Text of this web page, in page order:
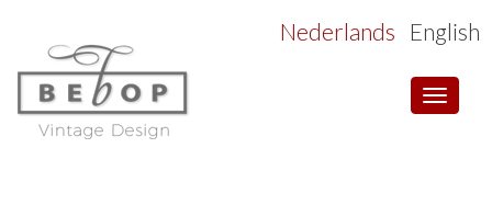
Toggle
Nederlands English